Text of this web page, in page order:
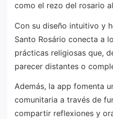
como el rezo del rosario
Con su diseño intuitivo y
Santo Rosário conecta a
prácticas religiosas que,
parecer distantes o
Además, la app fomenta
comunitaria a través de
compartir reflexiones y